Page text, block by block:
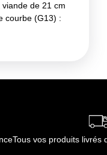
de 21 cm
courbe (G13) :
Tous vos produits livrés